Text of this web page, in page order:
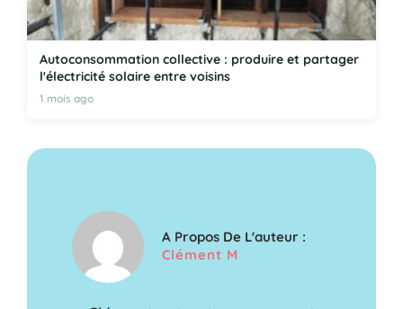
Autoconsommation collective : produire et partager
l'électricité solaire entre voisins
1 mois ago
A Propos De L'auteur :
Clément M